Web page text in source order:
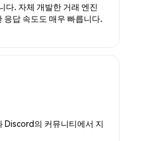
다. 자체 개발한 거래 엔진
응답 속도도 매우 빠릅니다.
Discord의 커뮤니티에서 지